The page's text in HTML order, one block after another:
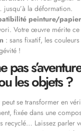
la déformation.
peinture/papier
Votre œuvre mérite ce
: sans fixatif, les
!
pas
les objets ?
se transformer en
fixée dans une
recyclé… Laissez parler